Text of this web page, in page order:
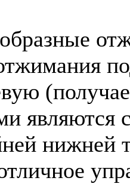
являются
нижней